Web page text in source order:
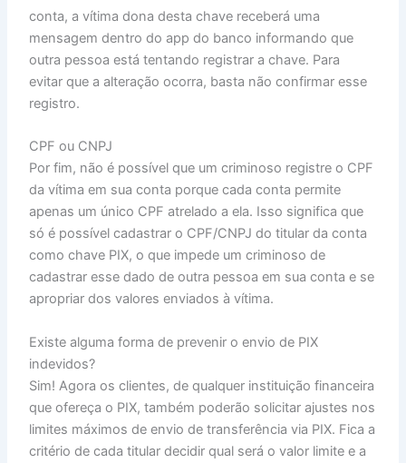
conta, a vítima dona desta chave receberá uma
mensagem dentro do app do banco informando que
outra pessoa está tentando registrar a chave. Para
evitar que a alteração ocorra, basta não confirmar esse
registro.
CPF ou CNPJ
Por fim, não é possível que um criminoso registre o CPF
da vítima em sua conta porque cada conta permite
apenas um único CPF atrelado a ela. Isso significa que
só é possível cadastrar o CPF/CNPJ do titular da conta
como chave PIX, o que impede um criminoso de
cadastrar esse dado de outra pessoa em sua conta e se
apropriar dos valores enviados à vítima.
Existe alguma forma de prevenir o envio de PIX
indevidos?
Sim! Agora os clientes, de qualquer instituição financeira
que ofereça o PIX, também poderão solicitar ajustes nos
limites máximos de envio de transferência via PIX. Fica a
critério de cada titular decidir qual será o valor limite e a